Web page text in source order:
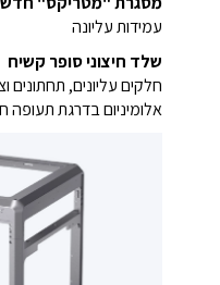
עמידות עליונה
שלד חיצוני סופר קשיח
חלקים עליונים, תחתונים
אלומיניום בדרגת תעופה